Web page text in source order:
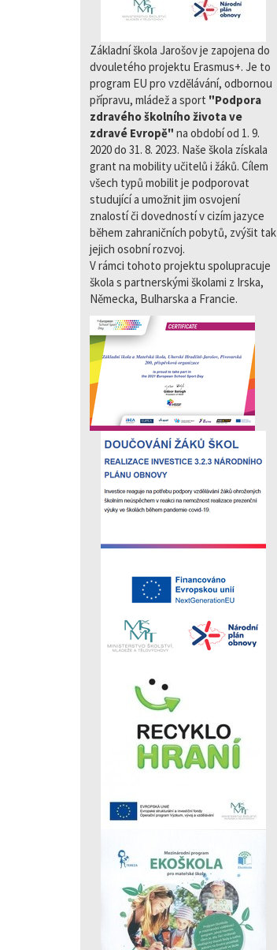
Základní škola Jarošov je zapojena do
dvouletého projektu Erasmus+. Je to
program EU pro vzdělávání, odbornou
přípravu, mládež a sport "Podpora
zdravého školního života ve
zdravé Evropě" na období od 1. 9.
2020 do 31. 8. 2023. Naše škola získala
grant na mobility učitelů i žáků. Cílem
všech typů mobilit je podporovat
studující a umožnit jim osvojení
znalostí či dovedností v cizím jazyce
během zahraničních pobytů, zvýšit tak
jejich osobní rozvoj.
V rámci tohoto projektu spolupracuje
škola s partnerskými školami z Irska,
Německa, Bulharska a Francie.